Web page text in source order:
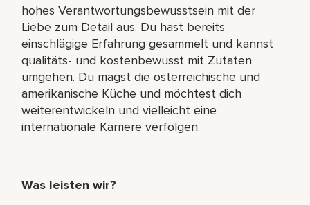
hohes Verantwortungsbewusstsein mit der
Liebe zum Detail aus. Du hast bereits
einschlägige Erfahrung gesammelt und kannst
qualitäts- und kostenbewusst mit Zutaten
umgehen. Du magst die österreichische und
amerikanische Küche und möchtest dich
weiterentwickeln und vielleicht eine
internationale Karriere verfolgen.
Was leisten wir?